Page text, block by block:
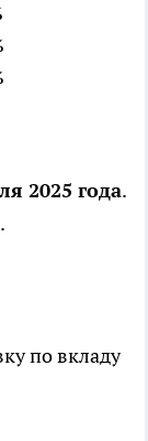
2025 года.
по вкладу